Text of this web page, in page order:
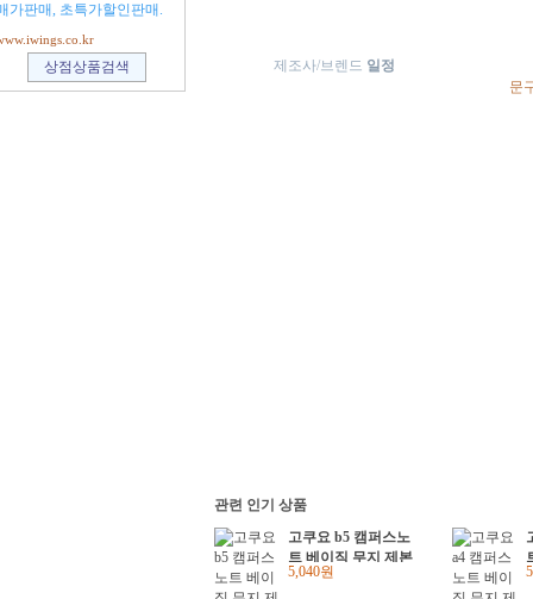
가판매, 초특가할인판매.
제조사/브렌드 일정
문
관련 인기 상품
고쿠요 b5 캠퍼스노
트 베이직 무지 제본
노트 30매 무선노트
5,040원